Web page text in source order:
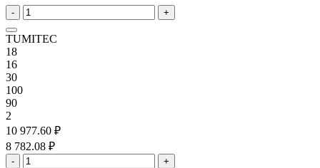
- +
TUMITEC
18
16
30
100
90
2
10 977.60 ₽
8 782.08 ₽
- +